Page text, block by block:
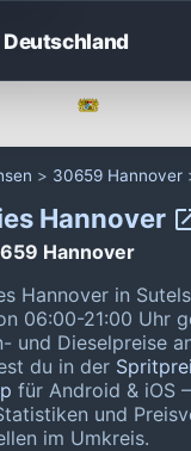
30659 Hannover
Hannover
Hannover
Hannover in
06:00-21:00 Uhr
und Dieselpreise
du in der
für Android & iOS
und
im Umkreis.